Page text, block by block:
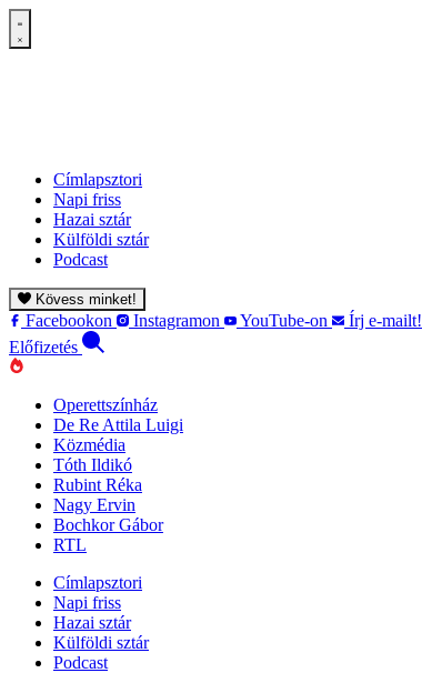
Címlapsztori
Napi friss
Hazai sztár
Külföldi sztár
Podcast
Kövess minket!
Facebookon Instagramon YouTube-on
Írj e-mailt!
Előfizetés
Operettszínház
De Re Attila Luigi
Közmédia
Tóth Ildikó
Rubint Réka
Nagy Ervin
Bochkor Gábor
RTL
Címlapsztori
Napi friss
Hazai sztár
Külföldi sztár
Podcast